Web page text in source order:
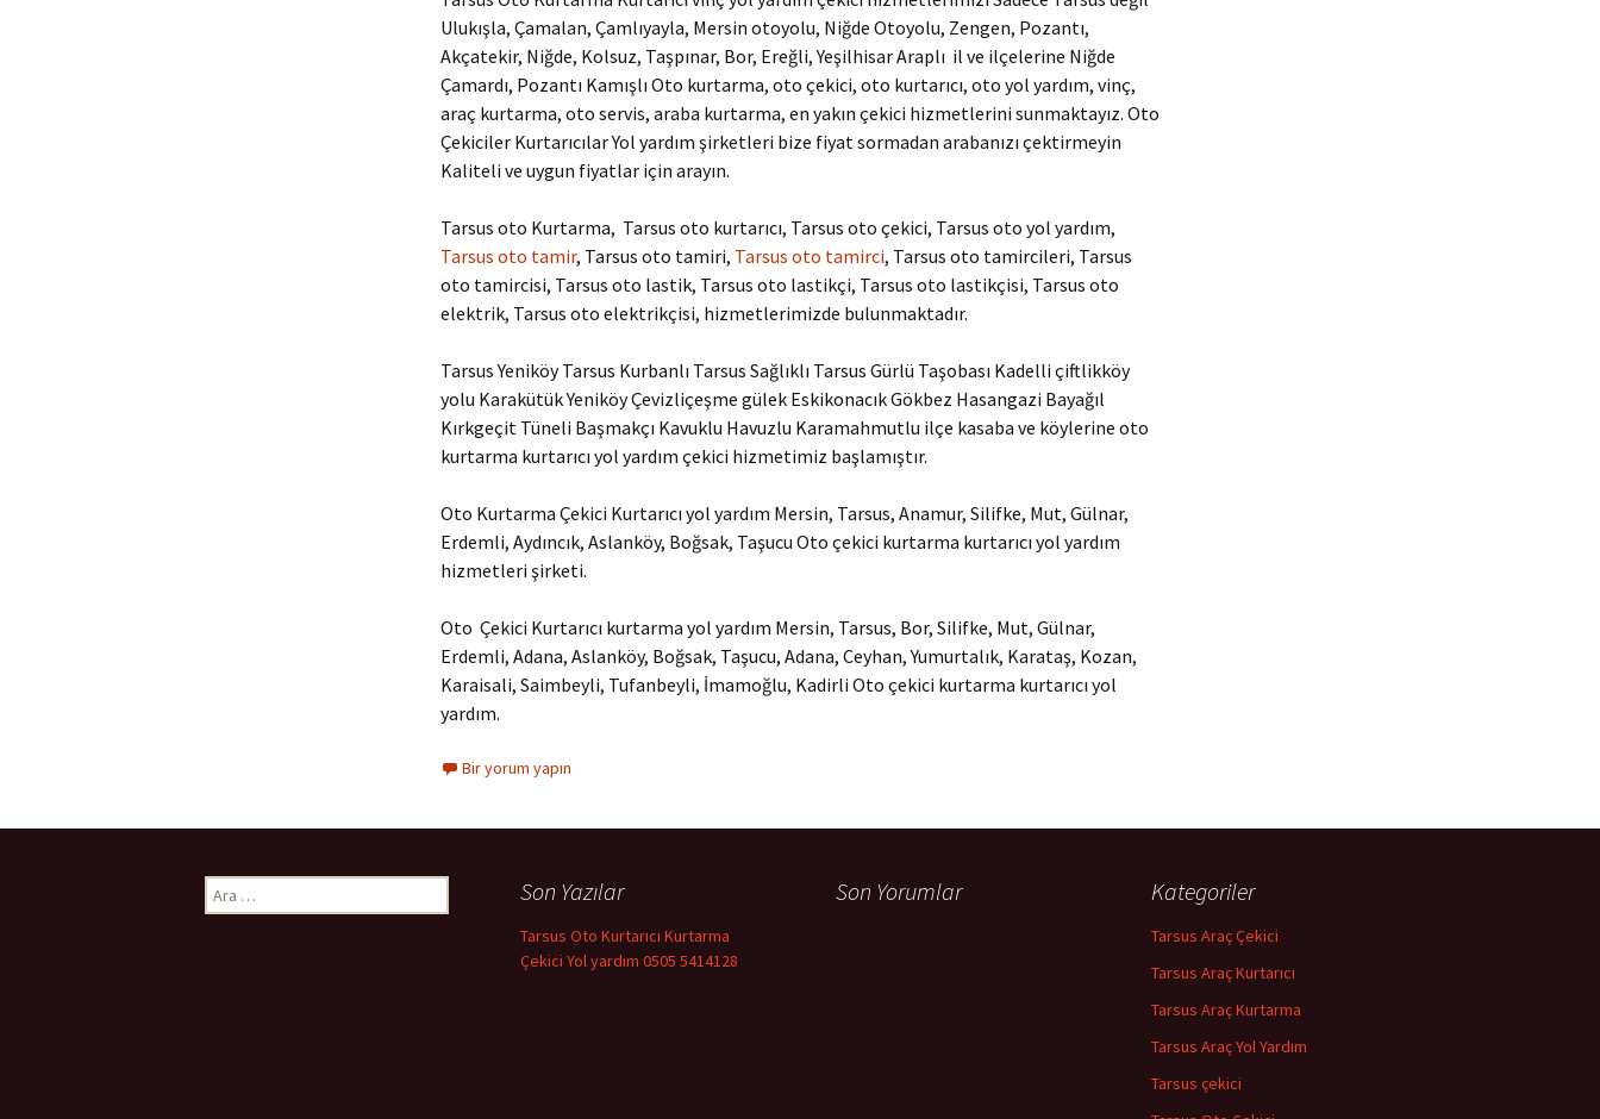
Ulukışla, Çamalan, Çamlıyayla, Mersin otoyolu, Niğde Otoyolu, Zengen, Pozantı,
Akçatekir, Niğde, Kolsuz, Taşpınar, Bor, Ereğli, Yeşilhisar Araplı il ve ilçelerine Niğde
Çamardı, Pozantı Kamışlı Oto kurtarma, oto çekici, oto kurtarıcı, oto yol yardım, vinç,
araç kurtarma, oto servis, araba kurtarma, en yakın çekici hizmetlerini sunmaktayız. Oto
Çekiciler Kurtarıcılar Yol yardım şirketleri bize fiyat sormadan arabanızı çektirmeyin
Kaliteli ve uygun fiyatlar için arayın.
Tarsus oto Kurtarma, Tarsus oto kurtarıcı, Tarsus oto çekici, Tarsus oto yol yardım,
Tarsus oto tamir, Tarsus oto tamiri, Tarsus oto tamirci, Tarsus oto tamircileri, Tarsus
oto tamircisi, Tarsus oto lastik, Tarsus oto lastikçi, Tarsus oto lastikçisi, Tarsus oto
elektrik, Tarsus oto elektrikçisi, hizmetlerimizde bulunmaktadır.
Tarsus Yeniköy Tarsus Kurbanlı Tarsus Sağlıklı Tarsus Gürlü Taşobası Kadelli çiftlikköy
yolu Karakütük Yeniköy Çevizliçeşme gülek Eskikonacık Gökbez Hasangazi Bayağıl
Kırkgeçit Tüneli Başmakçı Kavuklu Havuzlu Karamahmutlu ilçe kasaba ve köylerine oto
kurtarma kurtarıcı yol yardım çekici hizmetimiz başlamıştır.
Oto Kurtarma Çekici Kurtarıcı yol yardım Mersin, Tarsus, Anamur, Silifke, Mut, Gülnar,
Erdemli, Aydıncık, Aslanköy, Boğsak, Taşucu Oto çekici kurtarma kurtarıcı yol yardım
hizmetleri şirketi.
Oto Çekici Kurtarıcı kurtarma yol yardım Mersin, Tarsus, Bor, Silifke, Mut, Gülnar,
Erdemli, Adana, Aslanköy, Boğsak, Taşucu, Adana, Ceyhan, Yumurtalık, Karataş, Kozan,
Karaisali, Saimbeyli, Tufanbeyli, İmamoğlu, Kadirli Oto çekici kurtarma kurtarıcı yol
yardım.
Bir yorum yapın
r
Son Yazılar
Tarsus Oto Kurtarıcı Kurtarma
Çekici Yol yardım 0505 5414128
Son Yorumlar Kategoriler
Tarsus Araç Çekici
Tarsus Araç Kurtarıcı
Tarsus Araç Kurtarma
Tarsus Araç Yol Yardım
Tarsus çekici